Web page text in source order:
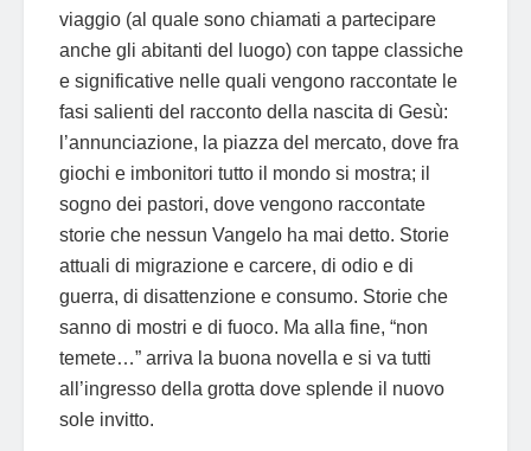
viaggio (al quale sono chiamati a partecipare
anche gli abitanti del luogo) con tappe classiche
e significative nelle quali vengono raccontate le
fasi salienti del racconto della nascita di Gesù:
l’annunciazione, la piazza del mercato, dove fra
giochi e imbonitori tutto il mondo si mostra; il
sogno dei pastori, dove vengono raccontate
storie che nessun Vangelo ha mai detto. Storie
attuali di migrazione e carcere, di odio e di
guerra, di disattenzione e consumo. Storie che
sanno di mostri e di fuoco. Ma alla fine, “non
temete…” arriva la buona novella e si va tutti
all’ingresso della grotta dove splende il nuovo
sole invitto.